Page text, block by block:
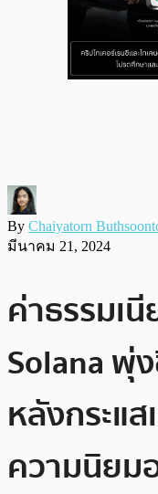
By Chaiyatorn
มีนาคม 21, 2024
ค่าธรรมเ
Solana พุ่
หลังกระแ
ความนิยม